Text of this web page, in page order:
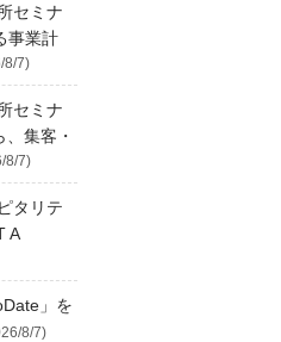
セミナ
事業計
8/7)
セミナ
集客・
8/7)
タリテ
A
」を
8/7)